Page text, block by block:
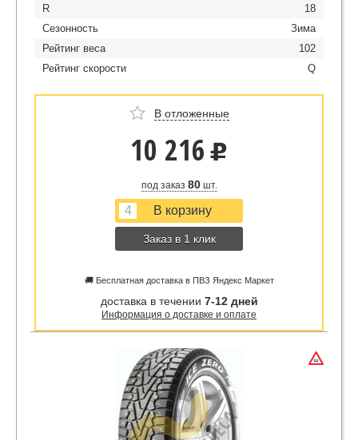
R
18
Сезонность
Зима
Рейтинг веса
102
Рейтинг скорости
Q
В отложенные
10 216 u
под заказ 80шт.
Заказ в 1 клик
🚚 Бесплатная доставка в ПВЗ Яндекс Маркет
доставка в течении 7-12 дней
Информация о доставке и оплате